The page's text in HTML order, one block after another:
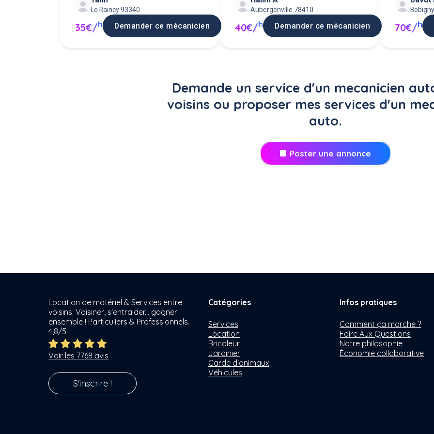
Le Raincy 93340
35€/h Demander ce mécanicien
Aubergenville 78410
40€/h Demander ce mécanicien 70€/h
Demande un service d'un mecanicien
voisins ou proposer mes services d'un
auto.
Poster une annonce
Location de matériel & Services entre
voisins. Voisiner, s'entraider... gagner
ensemble ! Particuliers & Professionnels.
4,8/5
Voir les 7768 avis
S'inscrire !
Catégories
Services
Location
Bricoleur
Jardinier
Garde d'animaux
Véhicules
Infos pratiques
Comment ça marche ?
Foire Aux Questions
Notre philosophie
Économie collaborative